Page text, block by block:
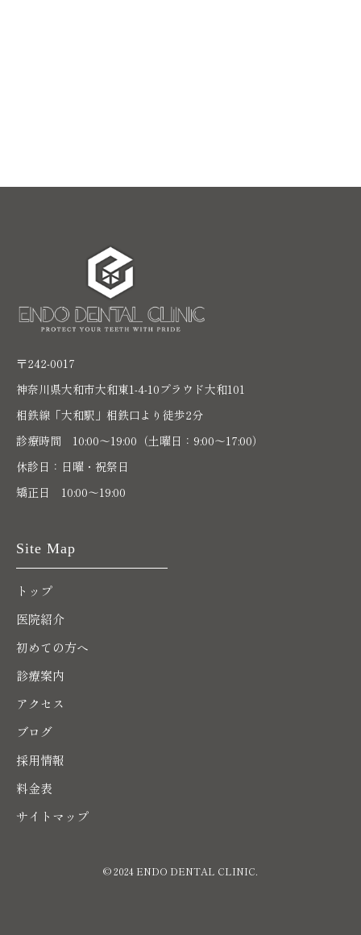
〒242-0017
神奈川県大和市大和東1-4-10プラウド大和101
相鉄線「大和駅」相鉄口より徒歩2分
診療時間 10:00〜19:00（土曜日：9:00～17:00）
休診日：日曜・祝祭日
矯正日 10:00～19:00
Site Map
トップ
医院紹介
初めての方へ
診療案内
アクセス
ブログ
採用情報
料金表
サイトマップ
© 2024 ENDO DENTAL CLINIC.